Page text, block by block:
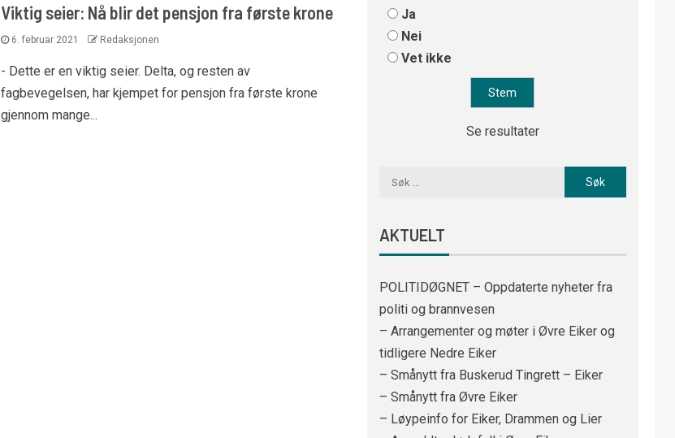
Viktig seier: Nå blir det pensjon fra første krone
6. februar 2021 Redaksjonen
- Dette er en viktig seier. Delta, og resten av
fagbevegelsen, har kjempet for pensjon fra første krone
gjennom mange...
Ja
Nei
Vet ikke
Se resultater
AKTUELT
POLITIDØGNET – Oppdaterte nyheter fra
politi og brannvesen
– Arrangementer og møter i Øvre Eiker og
tidligere Nedre Eiker
– Smånytt fra Buskerud Tingrett – Eiker
– Smånytt fra Øvre Eiker
– Løypeinfo for Eiker, Drammen og Lier